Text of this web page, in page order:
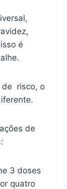
é
de risco, o
de
3 doses
quatro